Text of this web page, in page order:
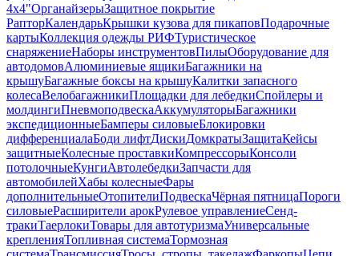
4х4"ОрганайзерыЗащитное покрытие
РапторКалендарьКрышки кузова для пикаповПодарочные
картыКоллекция одежды РИФТуристическое
снаряжениеНаборы инструментовПилыОборудование для
автодомовАлюминиевые ящикиБагажники на
крышуБагажные боксы на крышуКалитки запасного
колесаВелобагажникиПлощадки для лебедкиСпойлеры и
молдингиПневмоподвескаАккумуляторыБагажники
экспедиционныеБамперы силовыеБлокировки
дифференциалаБоди лифтДискиДомкратыЗащитаКейсы
защитныеКолесные проставкиКомпрессорыКонсоли
потолочныеКунгиАвтолебедкиЗапчасти для
автомобилейХабы колесныеФары
дополнительныеОтопителиПодвескаЧёрная пятницаПороги
силовыеРасширители арокРулевое управлениеСенд-
тракиТаерлокиТовары для автотуризмаУниверсальные
крепленияТопливная системаТормозная